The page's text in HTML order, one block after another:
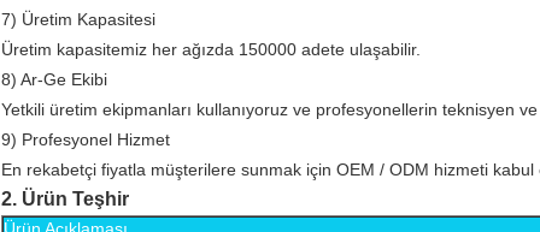
7) Üretim Kapasitesi
Üretim kapasitemiz her ağızda 150000 adete ulaşabilir.
8) Ar-Ge Ekibi
Yetkili üretim ekipmanları kullanıyoruz ve profesyonellerin teknisyen
9) Profesyonel Hizmet
En rekabetçi fiyatla müşterilere sunmak için OEM / ODM hizmeti kabul
2. Ürün Teşhir